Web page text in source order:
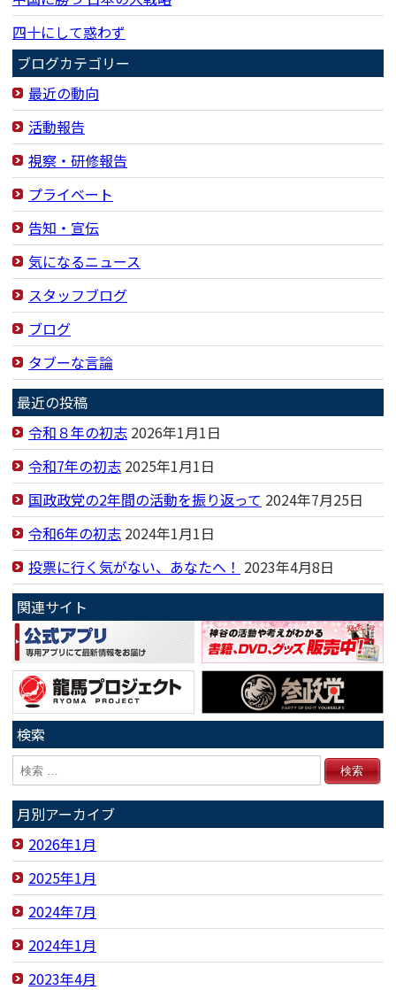
四十にして惑わず
ブログカテゴリー
最近の動向
活動報告
視察・研修報告
プライベート
告知・宣伝
気になるニュース
スタッフブログ
ブログ
タブーな言論
最近の投稿
令和８年の初志 2026年1月1日
令和7年の初志 2025年1月1日
国政政党の2年間の活動を振り返って 2024年7月25日
令和6年の初志 2024年1月1日
投票に行く気がない、あなたへ！ 2023年4月8日
関連サイト
検索
月別アーカイブ
2026年1月
2025年1月
2024年7月
2024年1月
2023年4月